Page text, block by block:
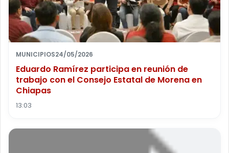
MUNICIPIOS24/05/2026
Eduardo Ramírez participa en reunión de
trabajo con el Consejo Estatal de Morena en
Chiapas
13:03